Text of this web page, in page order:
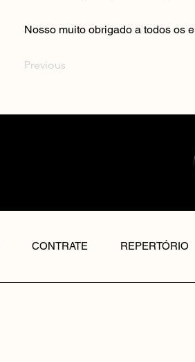
Nosso muito obrigado a todos os
Previous
CONTRATE REPERTÓRIO